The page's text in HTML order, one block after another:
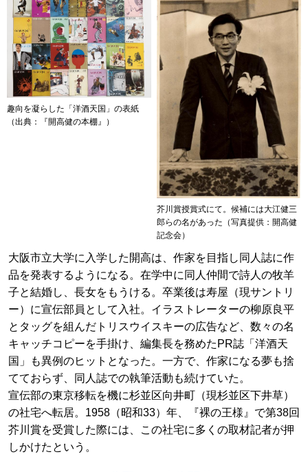
大阪市立大学に入学した開高は、作家を目指し同人誌に作
品を発表するようになる。在学中に同人仲間で詩人の牧羊
子と結婚し、長女をもうける。卒業後は寿屋（現サントリ
ー）に宣伝部員として入社。イラストレーターの柳原良平
とタッグを組んだトリスウイスキーの広告など、数々の名
キャッチコピーを手掛け、編集長を務めたPR誌「洋酒天
国」も異例のヒットとなった。一方で、作家になる夢も捨
てておらず、同人誌での執筆活動も続けていた。
宣伝部の東京移転を機に杉並区向井町（現杉並区下井草）
の社宅へ転居。1958（昭和33）年、『裸の王様』で第38回
芥川賞を受賞した際には、この社宅に多くの取材記者が押
しかけたという。
趣向を凝らした「洋酒天国」の表紙
（出典：『開高健の本棚』）
芥川賞授賞式にて。候補には大江健三
郎らの名があった（写真提供：開高健
記念会）